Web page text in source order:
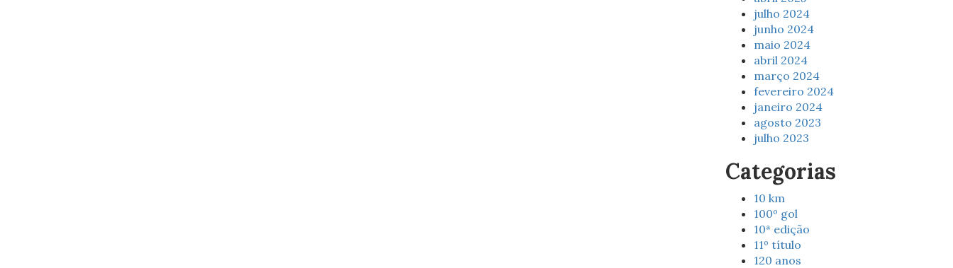
julho 2024
junho 2024
maio 2024
abril 2024
março 2024
fevereiro 2024
janeiro 2024
agosto 2023
julho 2023
Categorias
10 km
100º gol
10ª edição
11º título
120 anos